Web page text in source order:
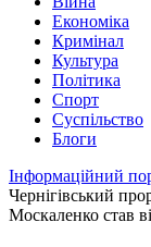
Економіка
Кримінал
Культура
Політика
Спорт
Суспільство
Блоги
Інформаційний
Чернігівський
Москаленко став